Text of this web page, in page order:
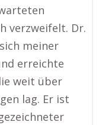
verzweifelt. Dr.
meiner
erreichte
weit über
lag. Er ist